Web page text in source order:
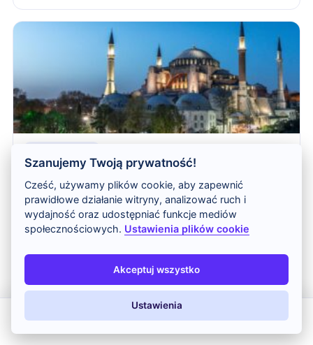
Hagia Sophia w Stambule – zwiedzanie, bile [...]
Dyskusja na temat wpisu
częściej trafiają do filtra spamu, więc polecamy
założenie konta lub zalogowanie się przed dodaniem
wpisu.
Wczytaj komentarze
Szanujemy Twoją prywatność!
Cześć, używamy plików cookie, aby zapewnić
prawidłowe działanie witryny, analizować ruch i
wydajność oraz udostępniać funkcje mediów
społecznościowych. Ustawienia plików cookie
Akceptuj wszystko
Ustawienia